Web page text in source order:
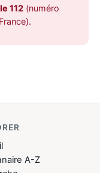
112 (numéro
A-Z